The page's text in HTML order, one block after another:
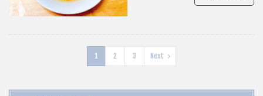
1 2 3 Next